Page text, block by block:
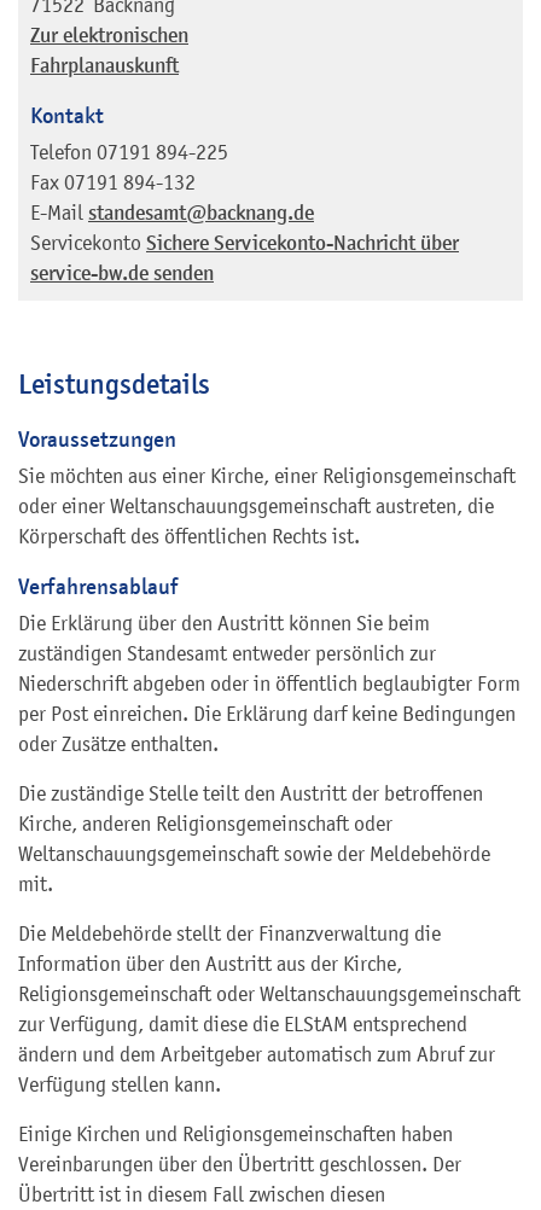
Zur elektronischen
Fahrplanauskunft
Kontakt
Telefon 07191 894-225
Fax 07191 894-132
E-Mail standesamt@backnang.de
Servicekonto Sichere Servicekonto-Nachricht über
service-bw.de senden
Leistungsdetails
Voraussetzungen
Sie möchten aus einer Kirche, einer Religionsgemeinschaft
oder einer Weltanschauungsgemeinschaft austreten, die
Körperschaft des öffentlichen Rechts ist.
Verfahrensablauf
Die Erklärung über den Austritt können Sie beim
zuständigen Standesamt entweder persönlich zur
Niederschrift abgeben oder in öffentlich beglaubigter Form
per Post einreichen. Die Erklärung darf keine Bedingungen
oder Zusätze enthalten.
Die zuständige Stelle teilt den Austritt der betroffenen
Kirche, anderen Religionsgemeinschaft oder
Weltanschauungsgemeinschaft sowie der Meldebehörde
mit.
Die Meldebehörde stellt der Finanzverwaltung die
Information über den Austritt aus der Kirche,
Religionsgemeinschaft oder Weltanschauungsgemeinschaft
zur Verfügung, damit diese die ELStAM entsprechend
ändern und dem Arbeitgeber automatisch zum Abruf zur
Verfügung stellen kann.
Einige Kirchen und Religionsgemeinschaften haben
Vereinbarungen über den Übertritt geschlossen. Der
Übertritt ist in diesem Fall zwischen diesen